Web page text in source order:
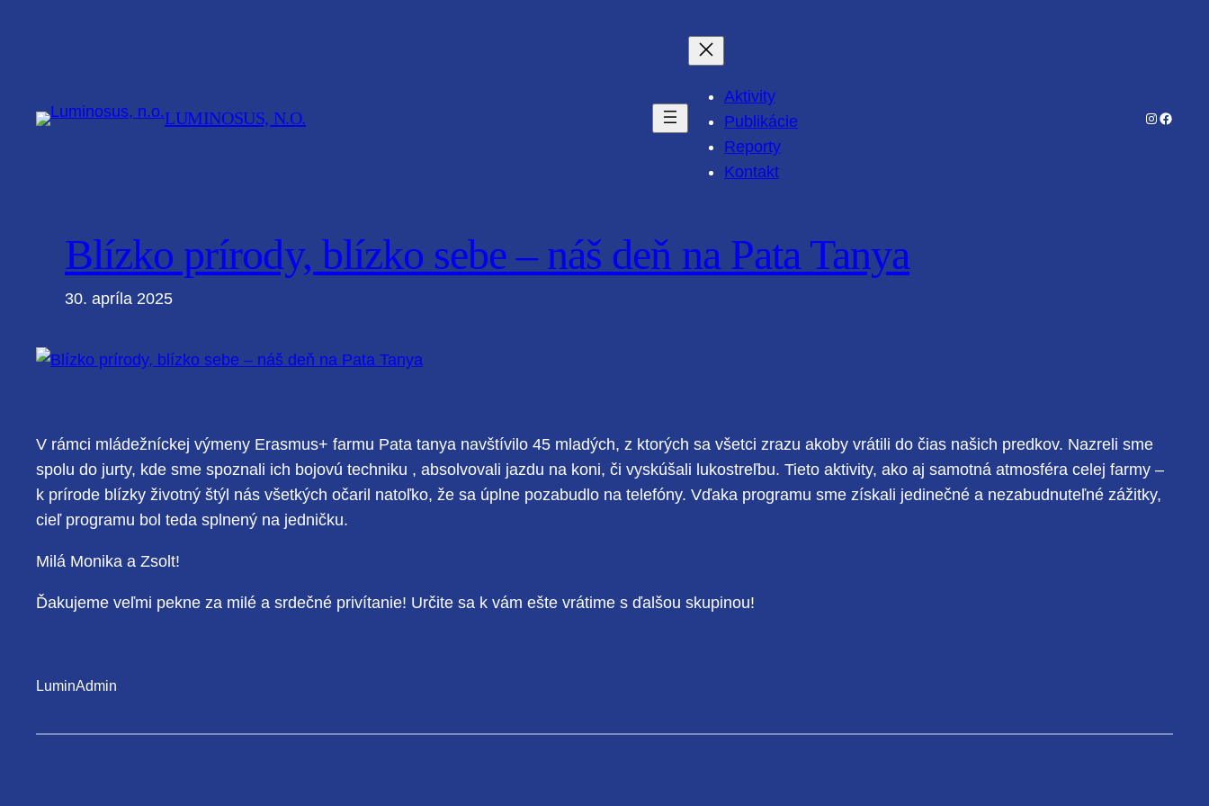
LUMINOSUS, N.O.
Aktivity
Publikácie
Reporty
Kontakt
Instagram
Blízko prírody, blízko sebe – náš deň na Pata Tanya
30. apríla 2025
V rámci mládežníckej výmeny Erasmus+ farmu Pata tanya navštívilo 45 mladých, z ktorých sa všetci zrazu akoby vrátili do čias našich predkov. Nazreli sme
spolu do jurty, kde sme spoznali ich bojovú techniku , absolvovali jazdu na koni, či vyskúšali lukostreľbu. Tieto aktivity, ako aj samotná atmosféra celej farmy –
k prírode blízky životný štýl nás všetkých očaril natoľko, že sa úplne pozabudlo na telefóny. Vďaka programu sme získali jedinečné a nezabudnuteľné zážitky,
cieľ programu bol teda splnený na jedničku.
Milá Monika a Zsolt!
Ďakujeme veľmi pekne za milé a srdečné privítanie! Určite sa k vám ešte vrátime s ďalšou skupinou!
LuminAdmin